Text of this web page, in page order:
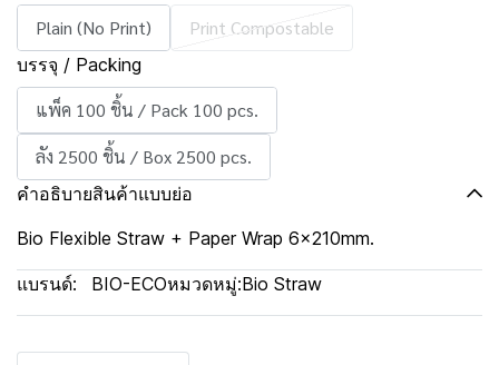
Plain (No Print) Print Compostable
บรรจุ / Packing
แพ็ค 100 ชิ้น / Pack 100 pcs.
ลัง 2500 ชิ้น / Box 2500 pcs.
คำอธิบายสินค้าแบบย่อ
Bio Flexible Straw + Paper Wrap 6x210mm.
แบรนด์: BIO-ECOหมวดหมู่:Bio Straw